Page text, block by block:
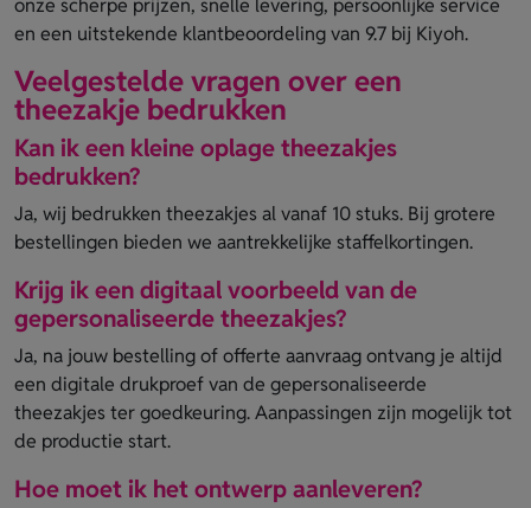
onze scherpe prijzen, snelle levering, persoonlijke service
en een uitstekende klantbeoordeling van 9.7 bij Kiyoh.
Veelgestelde vragen over een
theezakje bedrukken
Kan ik een kleine oplage theezakjes
bedrukken?
Ja, wij bedrukken theezakjes al vanaf 10 stuks. Bij grotere
bestellingen bieden we aantrekkelijke staffelkortingen.
Krijg ik een digitaal voorbeeld van de
gepersonaliseerde theezakjes?
Ja, na jouw bestelling of offerte aanvraag ontvang je altijd
een digitale drukproef van de gepersonaliseerde
theezakjes ter goedkeuring. Aanpassingen zijn mogelijk tot
de productie start.
Hoe moet ik het ontwerp aanleveren?